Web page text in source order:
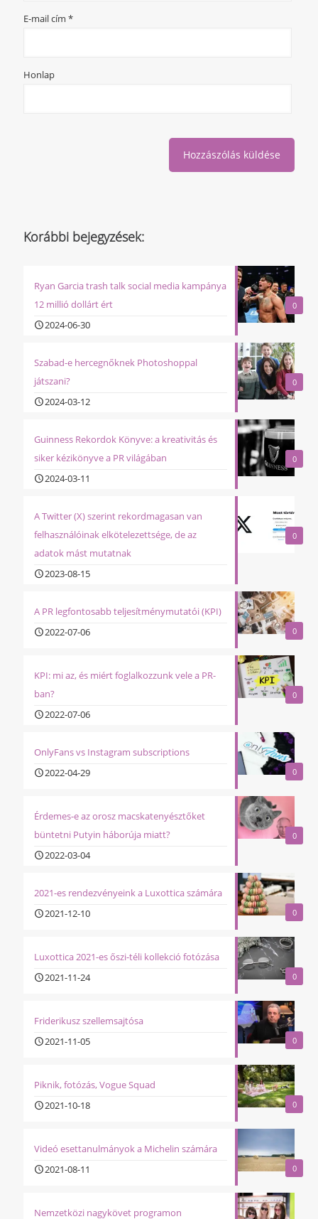
E-mail cím *
Honlap
Korábbi bejegyzések:
0
Ryan Garcia trash talk social media kampánya
12 millió dollárt ért
2024-06-30
0
Szabad-e hercegnőknek Photoshoppal
játszani?
2024-03-12
0
Guinness Rekordok Könyve: a kreativitás és
siker kézikönyve a PR világában
2024-03-11
0
A Twitter (X) szerint rekordmagasan van
felhasználóinak elkötelezettsége, de az
adatok mást mutatnak
2023-08-15
0
A PR legfontosabb teljesítménymutatói (KPI)
2022-07-06
0
KPI: mi az, és miért foglalkozzunk vele a PR-
ban?
2022-07-06
0
OnlyFans vs Instagram subscriptions
2022-04-29
0
Érdemes-e az orosz macskatenyésztőket
büntetni Putyin háborúja miatt?
2022-03-04
0
2021-es rendezvényeink a Luxottica számára
2021-12-10
0
Luxottica 2021-es őszi-téli kollekció fotózása
2021-11-24
0
Friderikusz szellemsajtósa
2021-11-05
0
Piknik, fotózás, Vogue Squad
2021-10-18
0
Videó esettanulmányok a Michelin számára
2021-08-11
Nemzetközi nagykövet programon